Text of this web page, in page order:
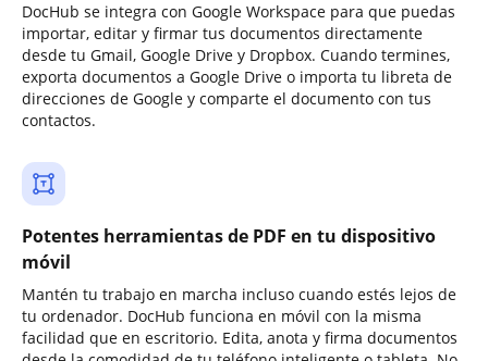
DocHub se integra con Google Workspace para que puedas
importar, editar y firmar tus documentos directamente
desde tu Gmail, Google Drive y Dropbox. Cuando termines,
exporta documentos a Google Drive o importa tu libreta de
direcciones de Google y comparte el documento con tus
contactos.
Potentes herramientas de PDF en tu dispositivo
móvil
Mantén tu trabajo en marcha incluso cuando estés lejos de
tu ordenador. DocHub funciona en móvil con la misma
facilidad que en escritorio. Edita, anota y firma documentos